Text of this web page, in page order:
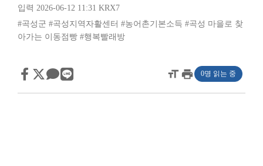
입력 2026-06-12 11:31 KRX7
#곡성군 #곡성지역자활센터 #농어촌기본소득 #곡성 마을로 찾
아가는 이동점빵 #행복빨래방
format_sizeprint 0명 읽는 중